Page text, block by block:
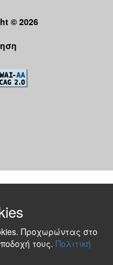
© 2026
Προχωρώντας στο
τους. Πολιτική